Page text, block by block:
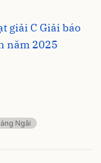
giải C Giải báo
năm 2025
Ngãi